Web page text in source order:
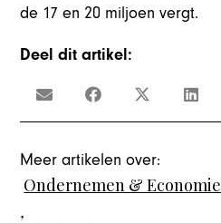
de 17 en 20 miljoen vergt.
Deel dit artikel:
Meer artikelen over:
Ondernemen & Economie
,